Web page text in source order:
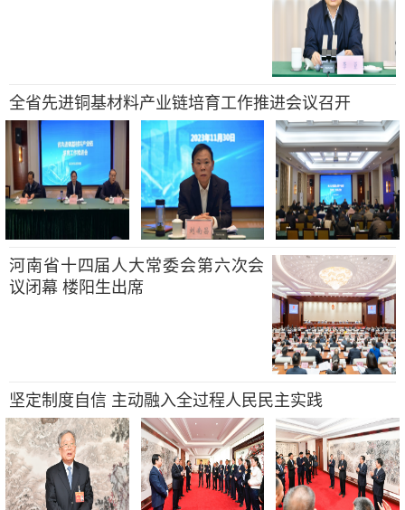
全省先进铜基材料产业链培育工作推进会议召开
河南省十四届人大常委会第六次会
议闭幕 楼阳生出席
坚定制度自信 主动融入全过程人民民主实践